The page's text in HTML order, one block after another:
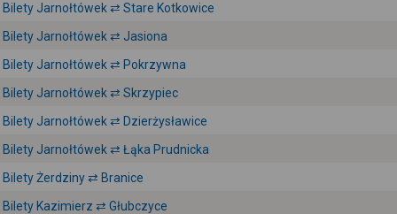
Bilety Jarnołtówek ⇄ Stare Kotkowice
Bilety Jarnołtówek ⇄ Jasiona
Bilety Jarnołtówek ⇄ Pokrzywna
Bilety Jarnołtówek ⇄ Skrzypiec
Bilety Jarnołtówek ⇄ Dzierżysławice
Bilety Jarnołtówek ⇄ Łąka Prudnicka
Bilety Żerdziny ⇄ Branice
Bilety Kazimierz ⇄ Głubczyce